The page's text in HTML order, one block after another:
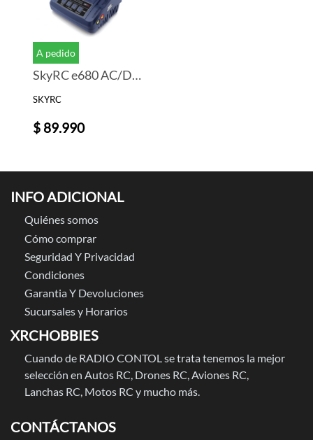
A pedido
SkyRC e680 AC/DC LiPo 1-6s 10A 80W Charger
SKYRC
$ 89.990
INFO ADICIONAL
Quiénes somos
Cómo comprar
Seguridad Y Privacidad
Condiciones
Garantia Y Devoluciones
Sucursales y Horarios
XRCHOBBIES
Cuando de RADIO CONTOL se trata tenemos la mejor
selección en Autos RC, Drones RC, Aviones RC,
Lanchas RC, Motos RC y mucho más.
CONTÁCTANOS